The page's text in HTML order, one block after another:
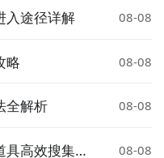
入途径详解 08-08
略 08-08
全解析 08-08
高效搜集攻
08-08